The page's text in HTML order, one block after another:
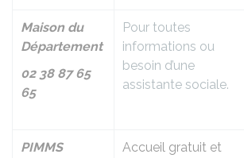
Maison du
Département
02 38 87 65
65
Pour toutes
informations ou
besoin d’une
assistante sociale.
PIMMS
Accueil gratuit et